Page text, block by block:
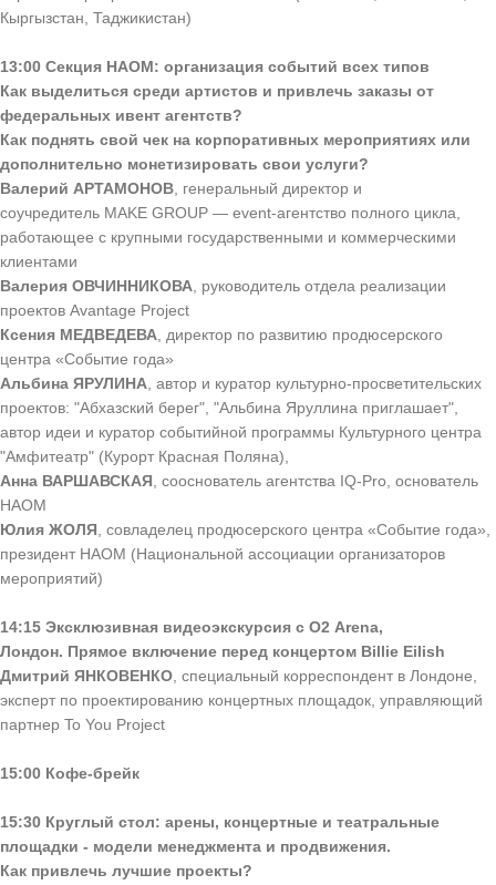
Кыргызстан, Таджикистан)
13:00 Секция НАОМ: организация событий всех типов
Как выделиться среди артистов и привлечь заказы от
федеральных ивент агентств?
Как поднять свой чек на корпоративных мероприятиях или
дополнительно монетизировать свои услуги?
Валерий АРТАМОНОВ , генеральный директор и
соучредитель MAKE GROUP — event-агентство полного цикла,
работающее с крупными государственными и коммерческими
клиентами
Валерия ОВЧИННИКОВА , руководитель отдела реализации
проектов Avantage Project
Ксения МЕДВЕДЕВА , директор по развитию продюсерского
центра «Событие года»
Альбина ЯРУЛИНА , автор и куратор культурно-просветительских
проектов: "Абхазский берег", "Альбина Яруллина приглашает",
автор идеи и куратор событийной программы Культурного центра
"Амфитеатр" (Курорт Красная Поляна),
Анна ВАРШАВСКАЯ , сооснователь агентства IQ-Pro, основатель
НАОМ
Юлия ЖОЛЯ , совладелец продюсерского центра «Событие года»,
президент НАОМ (Национальной ассоциации организаторов
мероприятий)
14:15 Эксклюзивная видеоэкскурсия с О2 Arena,
Лондон. Прямое включение перед концертом Billie Eilish
Дмитрий ЯНКОВЕНКО , специальный корреспондент в Лондоне,
эксперт по проектированию концертных площадок, управляющий
партнер To You Project
15:00 Кофе-брейк
15:30 Круглый стол: арены, концертные и театральные
площадки - модели менеджмента и продвижения.
Как привлечь лучшие проекты?